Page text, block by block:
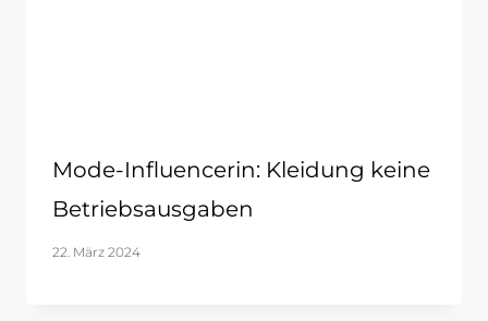
Mode-Influencerin: Kleidung keine
Betriebsausgaben
22. März 2024